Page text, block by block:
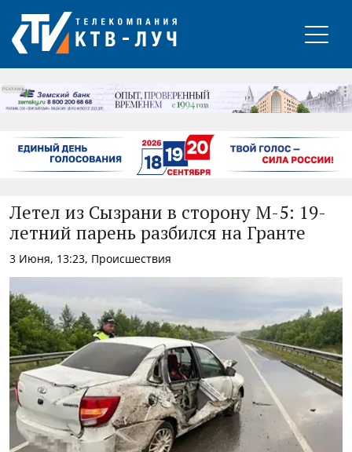
РЕКЛАМА
Летел из Сызрани в сторону М-5: 19-
летний парень разбился на Гранте
3 Июня, 13:23, Происшествия